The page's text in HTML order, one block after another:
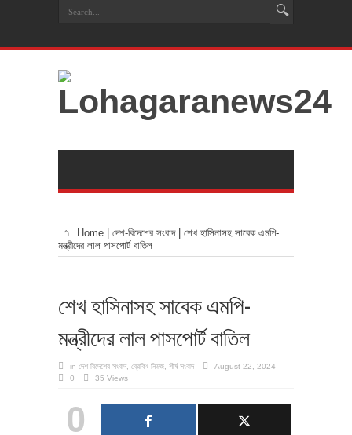
Home দেশ-বিদেশের সংবাদ
শেখ হাসিনাসহ সাবেক এমপি-
মন্ত্রীদের লাল পাসপোর্ট বাতিল
শেখ হাসিনাসহ সাবেক এমপি-
মন্ত্রীদের লাল পাসপোর্ট বাতিল
in দেশ-বিদেশের সংবাদ ব্রেকিং নিউজ শীর্ষ সংবাদ
August 22, 2024
0
35 Views
0